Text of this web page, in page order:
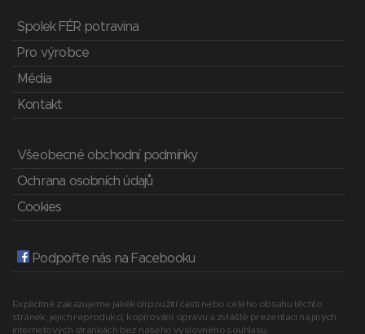
Spolek FÉR potravina
Pro výrobce
Média
Kontakt
Všeobecné obchodní podmínky
Ochrana osobních údajů
Cookies
Podpořte nás na Facebooku
Explicitně zakazujeme jakékoli použití části nebo celého obsahu těchto
stránek, jejich reprodukci, kopírování, úpravu a zvláště prezentaci na jiných
internetových stránkách bez našeho výslovného souhlasu.